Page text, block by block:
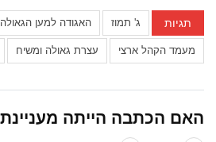
תגיות ג' תמוז האגודה למען
מעמד הקהל ארצי עצרת גאולה ומשיח
האם הכתבה הייתה